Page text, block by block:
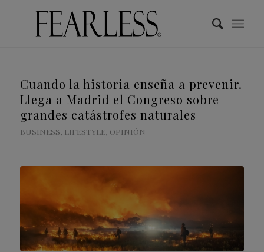
Cuando la historia enseña a prevenir.
Llega a Madrid el Congreso sobre
grandes catástrofes naturales
BUSINESS, LIFESTYLE, OPINIÓN